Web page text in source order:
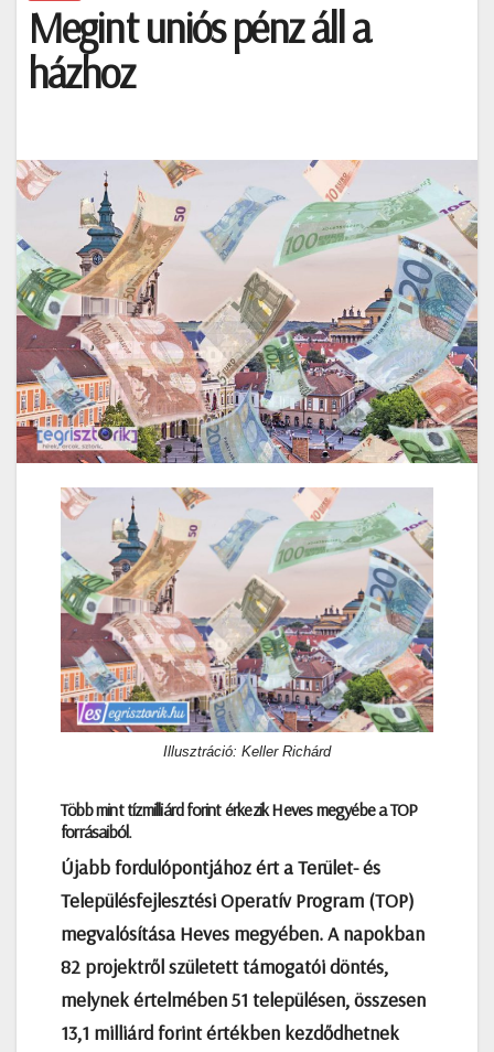
Megint uniós pénz áll a
házhoz
Illusztráció: Keller Richárd
Több mint tízmilliárd forint érkezik Heves megyébe a TOP
forrásaiból.
Újabb fordulópontjához ért a Terület- és
Településfejlesztési Operatív Program (TOP)
megvalósítása Heves megyében. A napokban
82 projektről született támogatói döntés,
melynek értelmében 51 településen, összesen
13,1 milliárd forint értékben kezdődhetnek